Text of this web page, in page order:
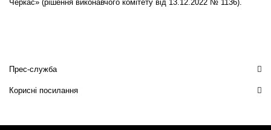
Черкас» (рішення виконавчого комітету від 13.12.2022 № 1136).
Прес-служба
Корисні посилання